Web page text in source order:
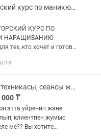
автобизнесе. ⸻ Почему это...
Инструкторский курс по маникюру и наращиванию ногтей
КУРС ПО
НАРАЩИВАНИЮ
тех, кто хочет и готов
КУРС ПО
тех, кто хочет и
Access Bars техникасы, сеансы жане массаж
000 ₸
уйренип жане
клиентпен жумыс
ме?? Вы хотите